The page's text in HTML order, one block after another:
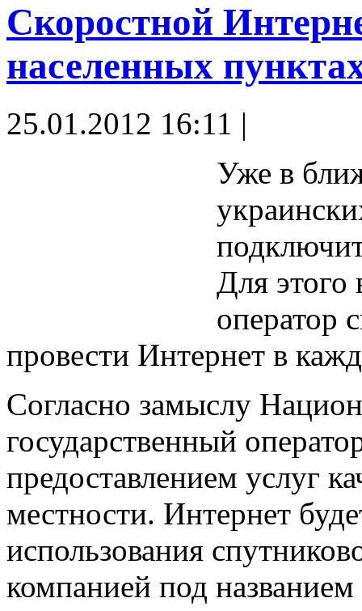
Скоростной
населенных
25.01.2012 16:11 |
Уже в
Для этого
оператор
провести Интернет в
Согласно замыслу
государственный
предоставлением услуг
местности. Интернет
использования
компанией под